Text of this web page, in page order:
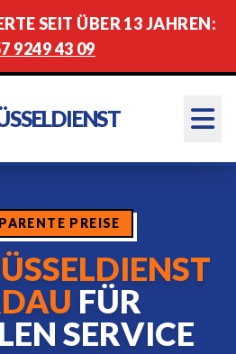
SEIT ÜBER 13 JAHREN:
9249 43 09
PREISE
FÜR
SERVICE